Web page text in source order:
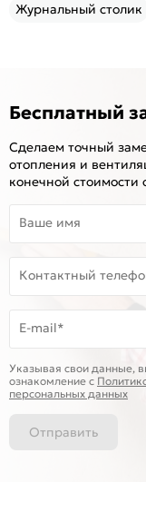
Журнальный столик
Бесплатный
Сделаем точный
отопления и
конечной стоимости
Ваше имя
Контактный
E-mail*
Указывая свои данные,
ознакомление c
персональных данных
Отправить